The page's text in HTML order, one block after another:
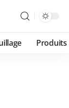
Produits